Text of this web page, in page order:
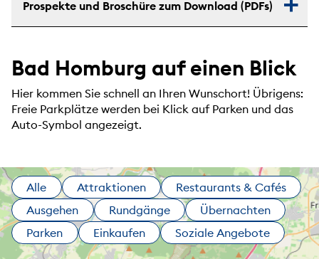
Prospekte und Broschüre zum Download (PDFs)
Bad Homburg auf einen Blick
Hier kommen Sie schnell an Ihren Wunschort! Übrigens:
Freie Parkplätze werden bei Klick auf Parken und das
Auto-Symbol angezeigt.
Alle Attraktionen
Restaurants & Cafés
Ausgehen
Rundgänge
Übernachten
Parken
Einkaufen Soziale Angebote